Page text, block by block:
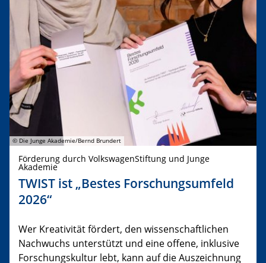
© Die Junge Akademie/Bernd Brundert
Förderung durch VolkswagenStiftung und Junge
Akademie
TWIST ist „Bestes Forschungsumfeld
2026“
Wer Kreativität fördert, den wissenschaftlichen
Nachwuchs unterstützt und eine offene, inklusive
Forschungskultur lebt, kann auf die Auszeichnung